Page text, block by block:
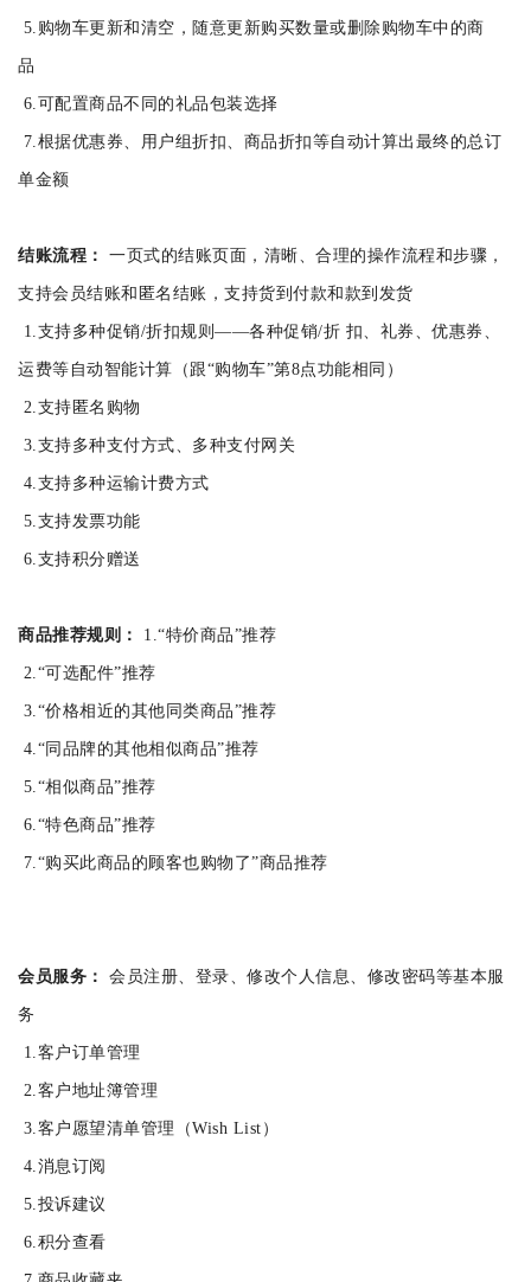
5.购物车更新和清空，随意更新购买数量或删除购物车中的商
品
6.可配置商品不同的礼品包装选择
7.根据优惠券、用户组折扣、商品折扣等自动计算出最终的总订
单金额
结账流程： 一页式的结账页面，清晰、合理的操作流程和步骤，
支持会员结账和匿名结账，支持货到付款和款到发货
1.支持多种促销/折扣规则——各种促销/折 扣、礼券、优惠券、
运费等自动智能计算（跟“购物车”第8点功能相同）
2.支持匿名购物
3.支持多种支付方式、多种支付网关
4.支持多种运输计费方式
5.支持发票功能
6.支持积分赠送
商品推荐规则： 1.“特价商品”推荐
2.“可选配件”推荐
3.“价格相近的其他同类商品”推荐
4.“同品牌的其他相似商品”推荐
5.“相似商品”推荐
6.“特色商品”推荐
7.“购买此商品的顾客也购物了”商品推荐
会员服务： 会员注册、登录、修改个人信息、修改密码等基本服
务
1.客户订单管理
2.客户地址簿管理
3.客户愿望清单管理（Wish List）
4.消息订阅
5.投诉建议
6.积分查看